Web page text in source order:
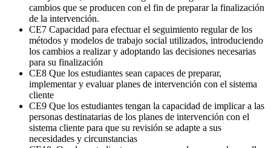
cambios que se producen con el fin de preparar la finalización
de la intervención.
CE7 Capacidad para efectuar el seguimiento regular de los
métodos y modelos de trabajo social utilizados, introduciendo
los cambios a realizar y adoptando las decisiones necesarias
para su finalización
CE8 Que los estudiantes sean capaces de preparar,
implementar y evaluar planes de intervención con el sistema
cliente
CE9 Que los estudiantes tengan la capacidad de implicar a las
personas destinatarias de los planes de intervención con el
sistema cliente para que su revisión se adapte a sus
necesidades y circunstancias